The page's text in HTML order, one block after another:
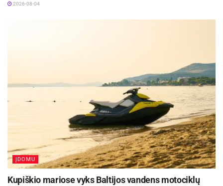
2026-08-04
ĮDOMU
Kupiškio mariose vyks Baltijos vandens motociklų